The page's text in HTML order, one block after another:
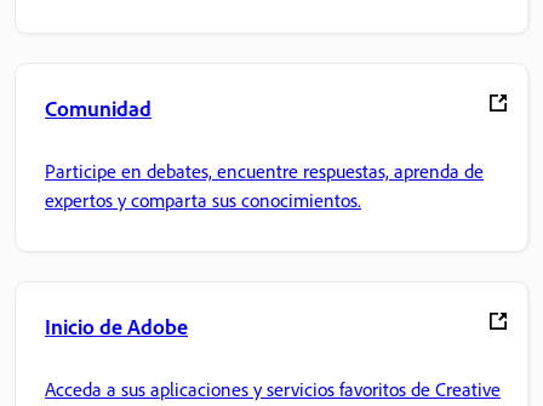
Comunidad
Participe en debates, encuentre respuestas, aprenda de
expertos y comparta sus conocimientos.
Inicio de Adobe
Acceda a sus aplicaciones y servicios favoritos de Creative